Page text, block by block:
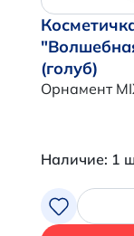
(голуб)
Орнамент
Наличие: 1